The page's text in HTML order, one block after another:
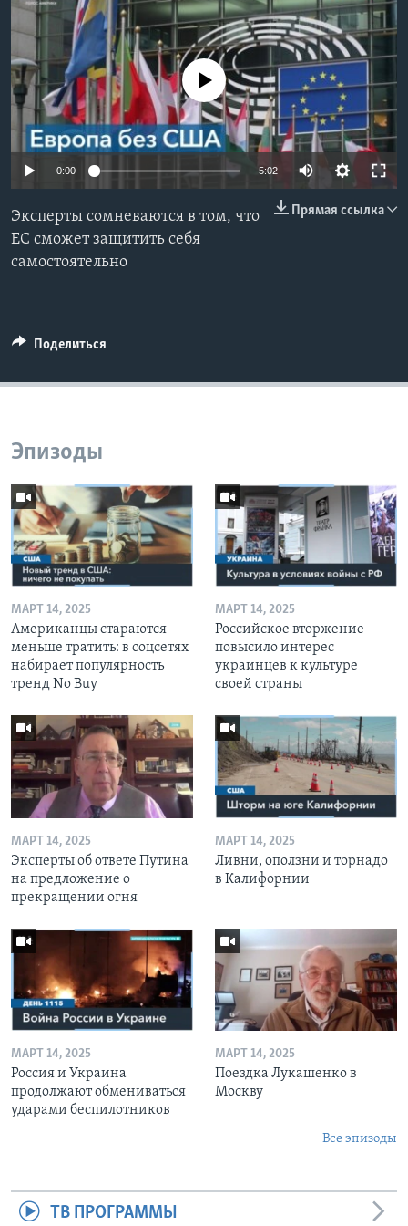
Learning English
СОЦИАЛЬНЫЕ СЕТИ
Языки
No media source currently available
0:00 5:02
Прямая ссылка
Эксперты сомневаются в том, что
ЕС сможет защитить себя
самостоятельно
Поделиться
Эпизоды
МАРТ 14, 2025
Американцы стараются
меньше тратить: в соцсетях
набирает популярность
тренд No Buy
МАРТ 14, 2025
Российское вторжение
повысило интерес
украинцев к культуре
своей страны
МАРТ 14, 2025
Эксперты об ответе Путина
на предложение о
прекращении огня
МАРТ 14, 2025
Ливни, оползни и торнадо
в Калифорнии
МАРТ 14, 2025
Россия и Украина
продолжают обмениваться
ударами беспилотников
МАРТ 14, 2025
Поездка Лукашенко в
Москву
Все эпизоды
ТВ ПРОГРАММЫ